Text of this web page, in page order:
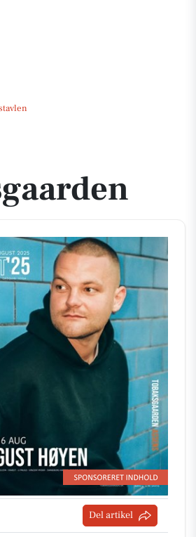
Del artikel